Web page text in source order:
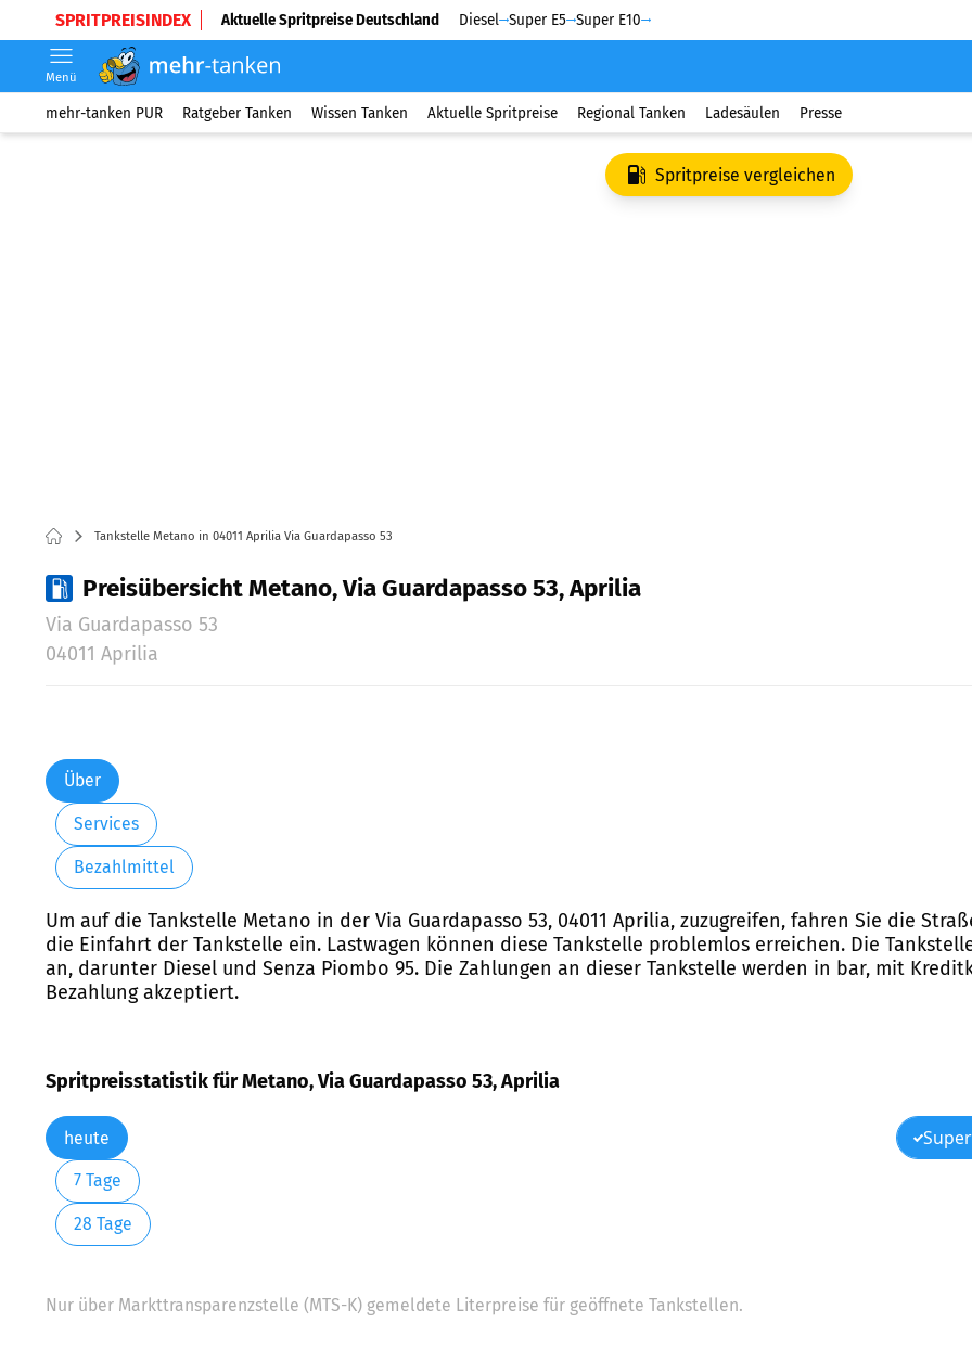
SPRITPREISINDEX Aktuelle Spritpreise Deutschland Diesel Super E5 Super E10
Menü
mehr-tanken PUR Ratgeber Tanken Wissen Tanken Aktuelle Spritpreise Regional Tanken Ladesäulen Presse
Spritpreise vergleichen
Tankstelle Metano in 04011 Aprilia Via Guardapasso 53
Preisübersicht Metano, Via Guardapasso 53, Aprilia
Via Guardapasso 53
04011 Aprilia
Über
Services
Bezahlmittel
Um auf die Tankstelle Metano in der Via Guardapasso 53, 04011 Aprilia, zuzugreifen, fahren Sie die
die Einfahrt der Tankstelle ein. Lastwagen können diese Tankstelle problemlos erreichen. Die
an, darunter Diesel und Senza Piombo 95. Die Zahlungen an dieser Tankstelle werden in bar, mit
Bezahlung akzeptiert.
Spritpreisstatistik für Metano, Via Guardapasso 53, Aprilia
heute
7 Tage
28 Tage
Nur über Markttransparenzstelle (MTS-K) gemeldete Literpreise für geöffnete Tankstellen.